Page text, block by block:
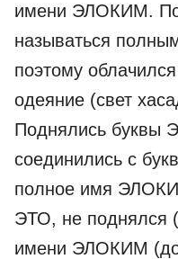
имени ЭЛОКИМ.
называться
поэтому
одеяние (свет
Поднялись
соединились с
полное имя
ЭТО, не поднялся
имени ЭЛОКИМ